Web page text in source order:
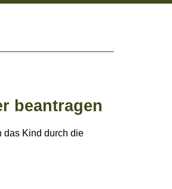
beantragen
das Kind durch die